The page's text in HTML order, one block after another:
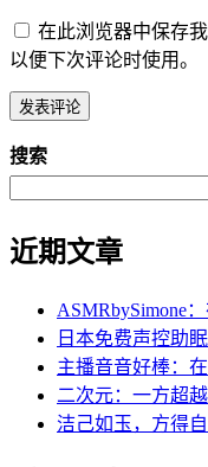
在此浏览器中保存
以便下次评论时使用。
搜索
近期文章
ASMRbySimone
日本免费声控助
主播音音好棒：
二次元：一方超
洁己如玉，方得